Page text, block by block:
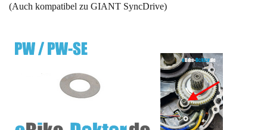
(Auch kompatibel zu GIANT SyncDrive)